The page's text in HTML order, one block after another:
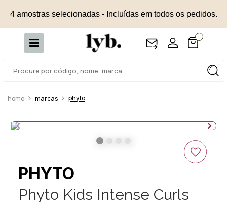
4 amostras selecionadas - Incluídas em todos os pedidos.
marcas phyto
PHYTO
Phyto Kids Intense Curls